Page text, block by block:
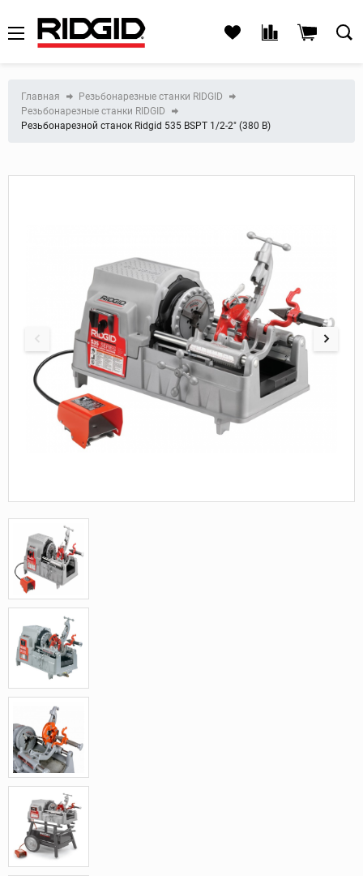
Главная
Резьбонарезные станки RIDGID
Резьбонарезные станки RIDGID
Резьбонарезной станок Ridgid 535 BSPT 1/2-2" (380 В)